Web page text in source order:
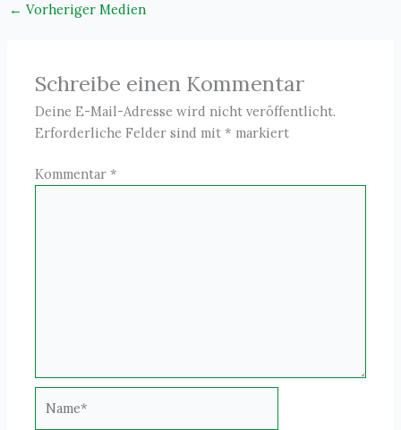
← Vorheriger Medien
Schreibe einen Kommentar
Deine E-Mail-Adresse wird nicht veröffentlicht.
Erforderliche Felder sind mit* markiert
Kommentar*